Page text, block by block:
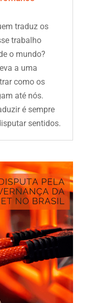
traduz os
trabalho
o mundo?
a uma
como os
até nós.
é sempre
sentidos.